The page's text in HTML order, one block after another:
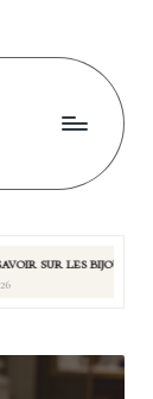
indiens : l’art de la